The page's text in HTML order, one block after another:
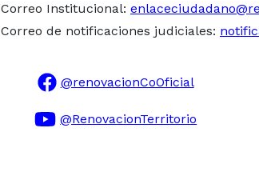
Correo Institucional:
Correo de notificaciones judiciales:
@renovacionCoOficial
@RenovacionTerritorio